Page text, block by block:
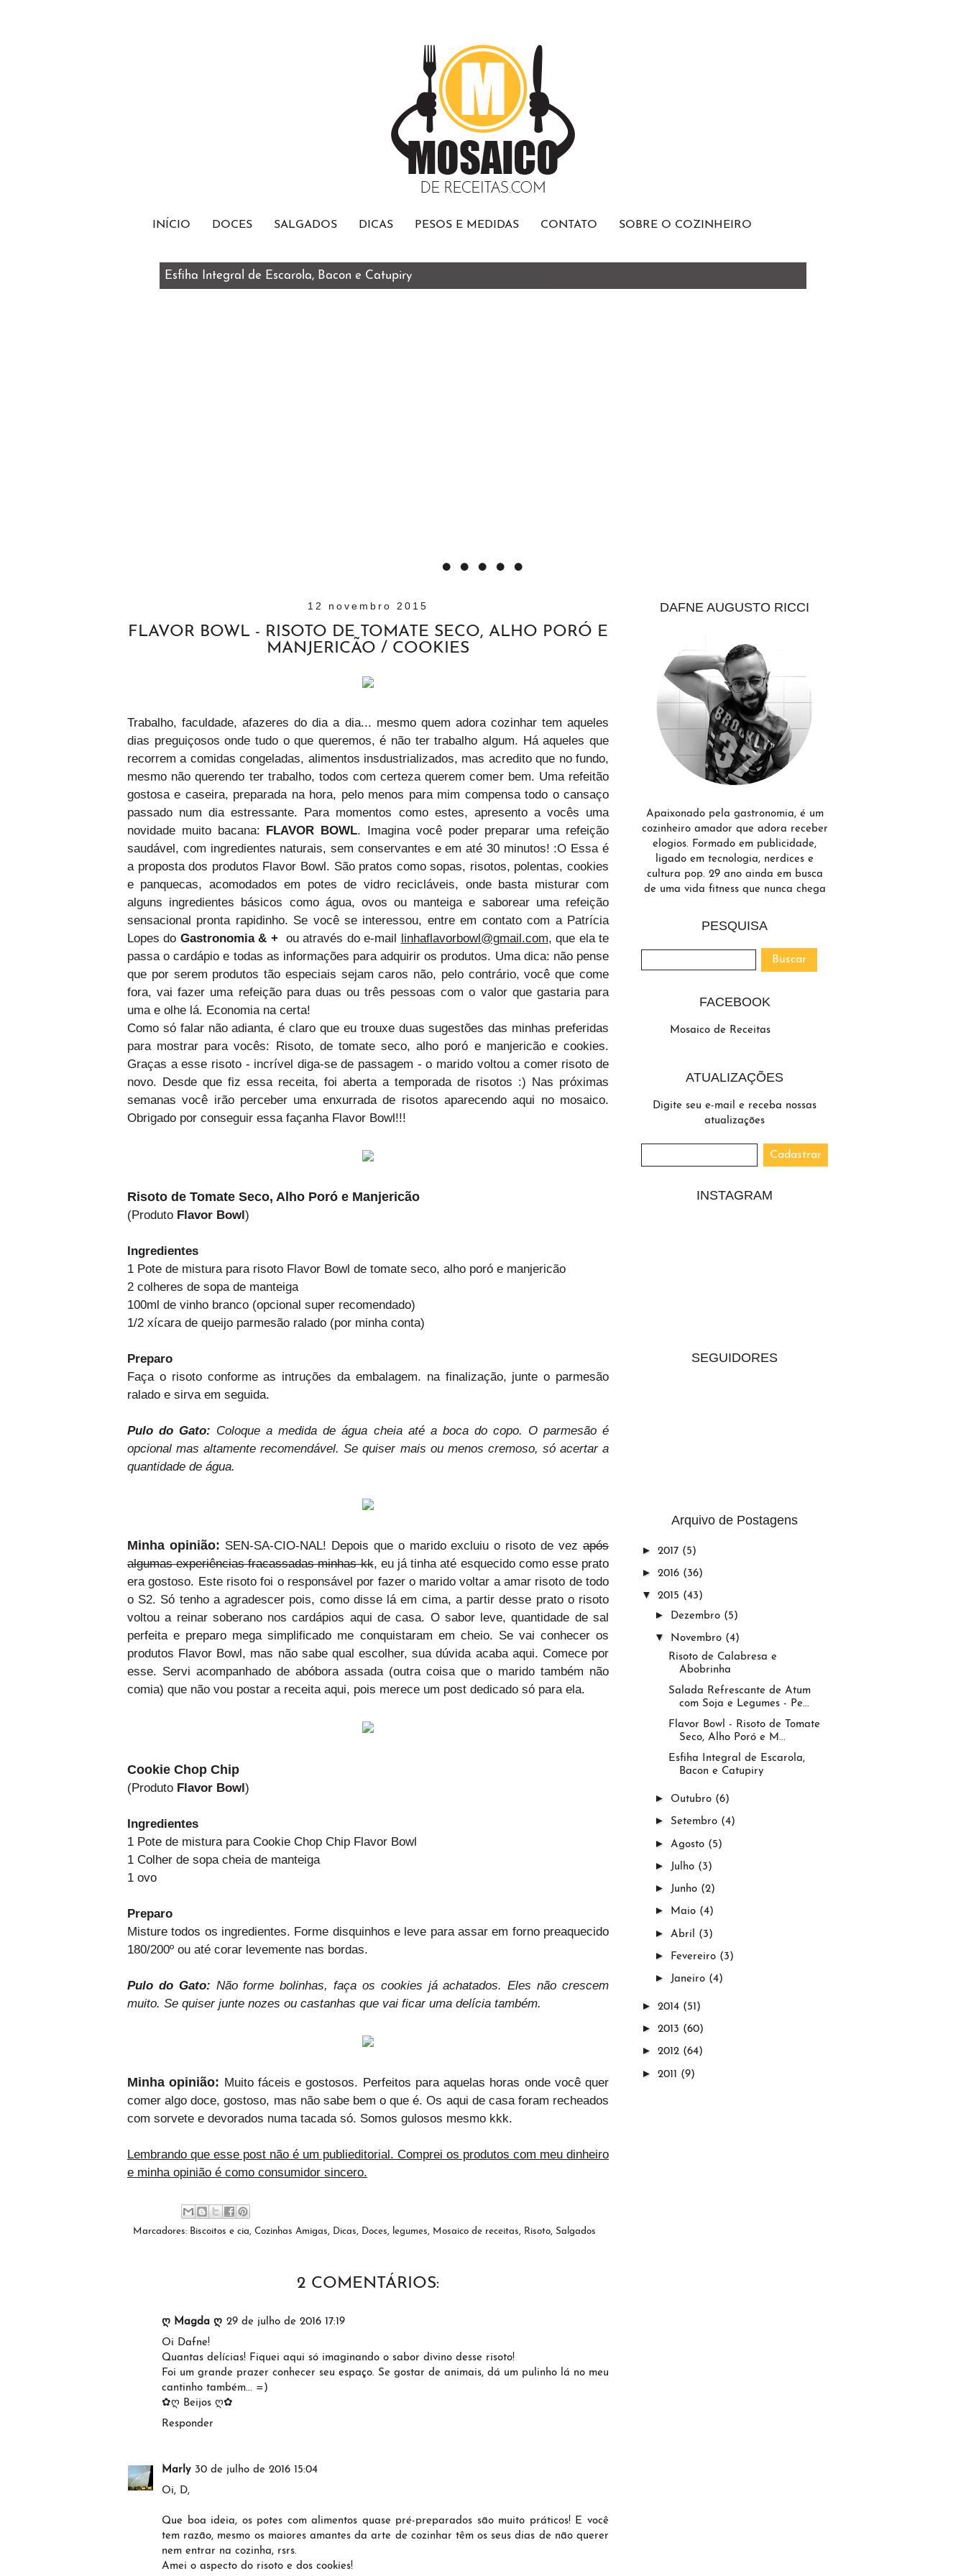
INÍCIO DOCES SALGADOS DICAS PESOS E MEDIDAS CONTATO SOBRE O COZINHEIRO
Esfiha Integral de Escarola, Bacon e Catupiry
12 novembro 2015
FLAVOR BOWL - RISOTO DE TOMATE SECO, ALHO PORÓ E
MANJERICÃO / COOKIES
Trabalho, faculdade, afazeres do dia a dia... mesmo quem adora cozinhar tem aqueles
dias preguiçosos onde tudo o que queremos, é não ter trabalho algum. Há aqueles que
recorrem a comidas congeladas, alimentos insdustrializados, mas acredito que no fundo,
mesmo não querendo ter trabalho, todos com certeza querem comer bem. Uma refeitão
gostosa e caseira, preparada na hora, pelo menos para mim compensa todo o cansaço
passado num dia estressante. Para momentos como estes, apresento a vocês uma
novidade muito bacana: FLAVOR BOWL
. Imagina você poder preparar uma refeição
saudável, com ingredientes naturais, sem conservantes e em até 30 minutos! :O Essa é
a proposta dos produtos Flavor Bowl. São pratos como sopas, risotos, polentas, cookies
e panquecas, acomodados em potes de vidro recicláveis, onde basta misturar com
alguns ingredientes básicos como água, ovos ou manteiga e saborear uma refeição
sensacional pronta rapidinho. Se você se interessou, entre em contato com a Patrícia
Lopes do Gastronomia & + ou através do e-mail linhaflavorbowl@gmail.com , que ela te
passa o cardápio e todas as informações para adquirir os produtos. Uma dica: não pense
que por serem produtos tão especiais sejam caros não, pelo contrário, você que come
fora, vai fazer uma refeição para duas ou três pessoas com o valor que gastaria para
uma e olhe lá. Economia na certa!
Como só falar não adianta, é claro que eu trouxe duas sugestões das minhas preferidas
para mostrar para vocês: Risoto, de tomate seco, alho poró e manjericão e cookies.
Graças a esse risoto - incrível diga-se de passagem - o marido voltou a comer risoto de
novo. Desde que fiz essa receita, foi aberta a temporada de risotos :) Nas próximas
semanas você irão perceber uma enxurrada de risotos aparecendo aqui no mosaico.
Obrigado por conseguir essa façanha Flavor Bowl!!!
Risoto de Tomate Seco, Alho Poró e Manjericão
(Produto Flavor Bowl)
Ingredientes
1 Pote de mistura para risoto Flavor Bowl de tomate seco, alho poró e manjericão
2 colheres de sopa de manteiga
100ml de vinho branco (opcional super recomendado)
1/2 xícara de queijo parmesão ralado (por minha conta)
Preparo
Faça o risoto conforme as intruções da embalagem. na finalização, junte o parmesão
ralado e sirva em seguida.
Pulo do Gato: Coloque a medida de água cheia até a boca do copo. O parmesão é
opcional mas altamente recomendável. Se quiser mais ou menos cremoso, só acertar a
quantidade de água.
Minha opinião: SEN-SA-CIO-NAL! Depois que o marido excluiu o risoto de vezapós
algumas experiências fracassadas minhas kk, eu já tinha até esquecido como esse prato
era gostoso. Este risoto foi o responsável por fazer o marido voltar a amar risoto de todo
o S2. Só tenho a agradescer pois, como disse lá em cima, a partir desse prato o risoto
voltou a reinar soberano nos cardápios aqui de casa. O sabor leve, quantidade de sal
perfeita e preparo mega simplificado me conquistaram em cheio. Se vai conhecer os
produtos Flavor Bowl, mas não sabe qual escolher, sua dúvida acaba aqui. Comece por
esse. Servi acompanhado de abóbora assada (outra coisa que o marido também não
comia) que não vou postar a receita aqui, pois merece um post dedicado só para ela.
Cookie Chop Chip
(Produto Flavor Bowl)
Ingredientes
1 Pote de mistura para Cookie Chop Chip Flavor Bowl
1 Colher de sopa cheia de manteiga
1 ovo
Preparo
Misture todos os ingredientes. Forme disquinhos e leve para assar em forno preaquecido
180/200º ou até corar levemente nas bordas.
Pulo do Gato: Não forme bolinhas, faça os cookies já achatados. Eles não crescem
muito. Se quiser junte nozes ou castanhas que vai ficar uma delícia também.
Minha opinião: Muito fáceis e gostosos. Perfeitos para aquelas horas onde você quer
comer algo doce, gostoso, mas não sabe bem o que é. Os aqui de casa foram recheados
com sorvete e devorados numa tacada só. Somos gulosos mesmo kkk.
Lembrando que esse post não é um publieditorial. Comprei os produtos com meu dinheiro
e minha opinião é como consumidor sincero.
Marcadores: Biscoitos e cia, Cozinhas Amigas, Dicas, Doces, legumes, Mosaico de receitas, Risoto, Salgados
2 COMENTÁRIOS:
ღ Magda ღ 29 de julho de 2016 17:19
Oi Dafne!
Quantas delícias! Fiquei aqui só imaginando o sabor divino desse risoto!
Foi um grande prazer conhecer seu espaço. Se gostar de animais, dá um pulinho lá no meu
cantinho também... =)
✿ღ Beijos ღ✿
Responder
Marly 30 de julho de 2016 15:04
Oi, D,
Que boa ideia, os potes com alimentos quase pré-preparados são muito práticos! E você
tem razão, mesmo os maiores amantes da arte de cozinhar têm os seus dias de não querer
nem entrar na cozinha, rsrs.
Amei o aspecto do risoto e dos cookies!
DAFNE AUGUSTO RICCI
Apaixonado pela gastronomia, é um
cozinheiro amador que adora receber
elogios. Formado em publicidade,
ligado em tecnologia, nerdices e
cultura pop. 29 ano ainda em busca
de uma vida fitness que nunca chega
PESQUISA
FACEBOOK
Mosaico de Receitas
ATUALIZAÇÕES
Digite seu e-mail e receba nossas
atualizações
INSTAGRAM
SEGUIDORES
Arquivo de Postagens
► 2017 (5)
► 2016 (36)
▼ 2015 (43)
► Dezembro (5)
▼ Novembro (4)
Risoto de Calabresa e
Abobrinha
Salada Refrescante de Atum
com Soja e Legumes - Pe...
Flavor Bowl - Risoto de Tomate
Seco, Alho Poró e M...
Esfiha Integral de Escarola,
Bacon e Catupiry
► Outubro (6)
► Setembro (4)
► Agosto (5)
► Julho (3)
► Junho (2)
► Maio (4)
► Abril (3)
► Fevereiro (3)
► Janeiro (4)
► 2014 (51)
► 2013 (60)
► 2012 (64)
► 2011 (9)